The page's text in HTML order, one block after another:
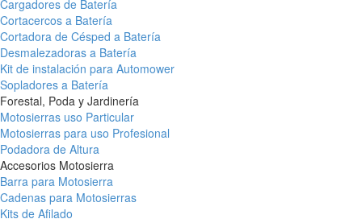
Cargadores de Batería
Cortacercos a Batería
Cortadora de Césped a Batería
Desmalezadoras a Batería
Kit de instalación para Automower
Sopladores a Batería
Forestal, Poda y Jardinería
Motosierras uso Particular
Motosierras para uso Profesional
Podadora de Altura
Accesorios Motosierra
Barra para Motosierra
Cadenas para Motosierras
Kits de Afilado